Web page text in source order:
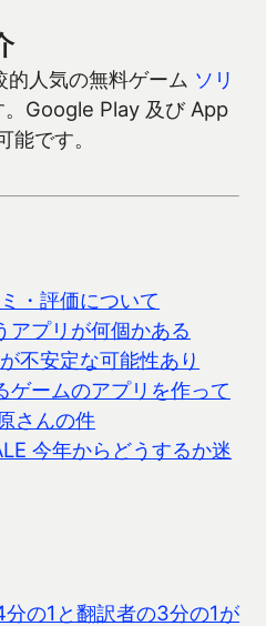
人気の無料ゲーム ソリ
。Google Play 及び App
です。
・評価について
アプリが何個かある
不安定な可能性あり
ゲームのアプリを作って
さんの件
今年からどうするか迷
の1と翻訳者の3分の1が